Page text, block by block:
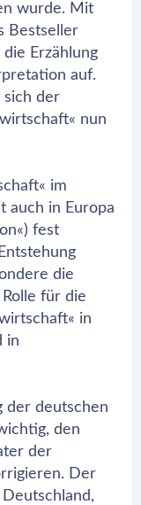
wurde. Mit
Bestseller
Erzählung
auf.
sich der
nun
im
auch in Europa
fest
die
für die
in
in
der deutschen
den
der
Der